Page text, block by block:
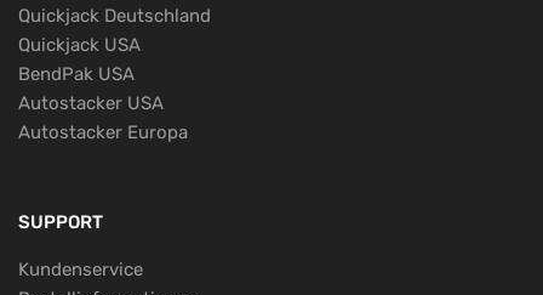
Quickjack Deutschland
Quickjack USA
BendPak USA
Autostacker USA
Autostacker Europa
SUPPORT
Kundenservice